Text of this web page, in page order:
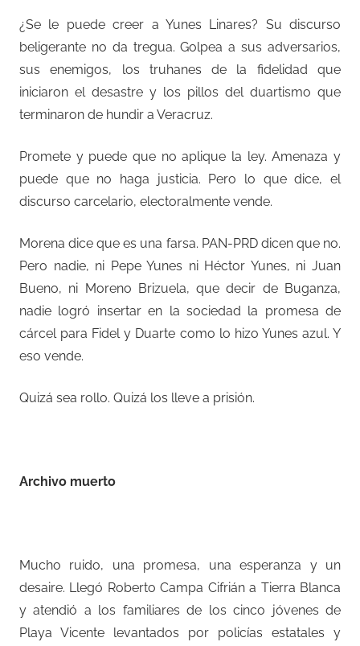
¿Se le puede creer a Yunes Linares? Su discurso
beligerante no da tregua. Golpea a sus adversarios,
sus enemigos, los truhanes de la fidelidad que
iniciaron el desastre y los pillos del duartismo que
terminaron de hundir a Veracruz.
Promete y puede que no aplique la ley. Amenaza y
puede que no haga justicia. Pero lo que dice, el
discurso carcelario, electoralmente vende.
Morena dice que es una farsa. PAN-PRD dicen que no.
Pero nadie, ni Pepe Yunes ni Héctor Yunes, ni Juan
Bueno, ni Moreno Brizuela, que decir de Buganza,
nadie logró insertar en la sociedad la promesa de
cárcel para Fidel y Duarte como lo hizo Yunes azul. Y
eso vende.
Quizá sea rollo. Quizá los lleve a prisión.
Archivo muerto
Mucho ruido, una promesa, una esperanza y un
desaire. Llegó Roberto Campa Cifrián a Tierra Blanca
y atendió a los familiares de los cinco jóvenes de
Playa Vicente levantados por policías estatales y